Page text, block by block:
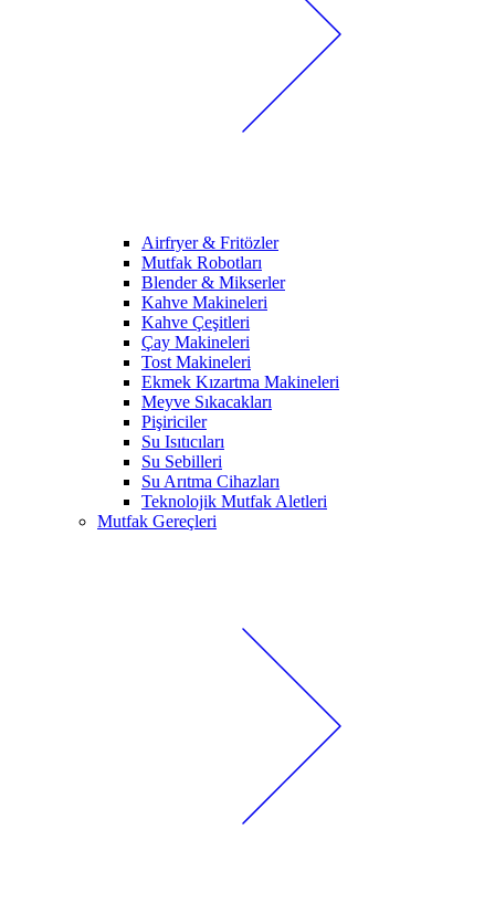
Airfryer & Fritözler
Mutfak Robotları
Blender & Mikserler
Kahve Makineleri
Kahve Çeşitleri
Çay Makineleri
Tost Makineleri
Ekmek Kızartma Makineleri
Meyve Sıkacakları
Pişiriciler
Su Isıtıcıları
Su Sebilleri
Su Arıtma Cihazları
Teknolojik Mutfak Aletleri
Mutfak Gereçleri